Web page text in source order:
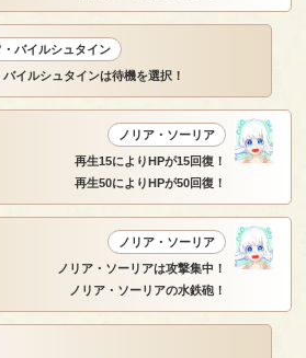
バイルシュタイン
イルシュタインは待機を選択！
ノリア・ソーリア
再生15によりHPが15回復！
再生50によりHPが50回復！
ノリア・ソーリア
ノリア・ソーリアは攻撃集中！
ノリア・ソーリアの水鉄砲！